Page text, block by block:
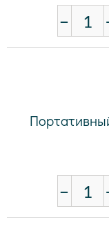
−
−